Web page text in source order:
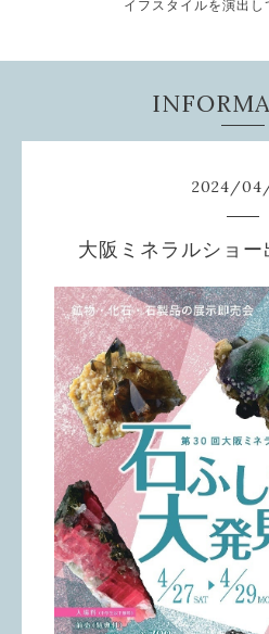
イフスタイルを演出し
2024/04
大阪ミネラルショ